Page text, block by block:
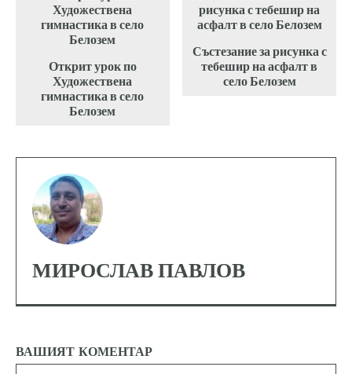
Открит урок по
Художествена
гимнастика в село
Белозем
Състезание за рисунка с
тебешир на асфалт в
село Белозем
МИРОСЛАВ ПАВЛОВ
ВАШИЯТ КОМЕНТАР